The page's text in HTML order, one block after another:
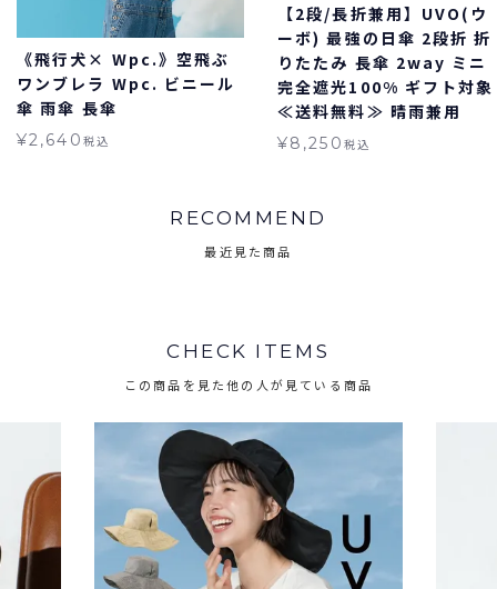
《飛行犬× Wpc.》空飛ぶ
ワンブレラ Wpc. ビニール
傘 雨傘 長傘
¥2,640 税込
【2段/長折兼用】UVO(ウ
ーボ) 最強の日傘 2段折 折
りたたみ 長傘 2way ミニ
完全遮光100% ギフト対象
≪送料無料≫ 晴雨兼用
¥8,250 税込
RECOMMEND
最近見た商品
CHECK ITEMS
この商品を見た他の人が見ている商品